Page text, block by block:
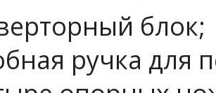
блок;
ручка для